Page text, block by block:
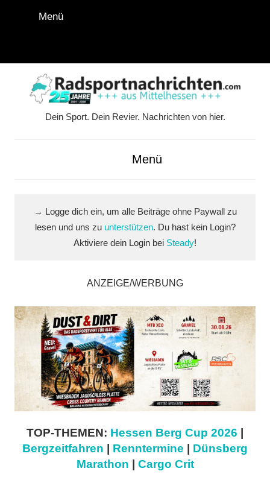
Feed
Menü
Dein Sport. Dein Revier. Nachrichten von hier.
Menü
→ Logge dich ein, um alle Beiträge ohne Paywall zu
lesen und uns zu unterstützen. Du hast kein Login?
Aktiviere dein Login bei Steady!
ANZEIGE/WERBUNG
TOP-THEMEN: Hessen Berg Cup 2026
Bergzeitfahren
Renntermine
Dünsberg
Marathon
Cargo Crit